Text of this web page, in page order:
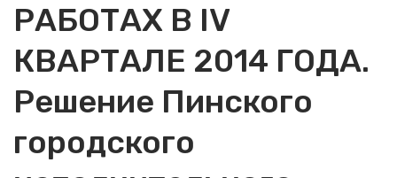
РАБОТАХ В IV
КВАРТАЛЕ 2014 ГОДА.
Решение Пинского
городского